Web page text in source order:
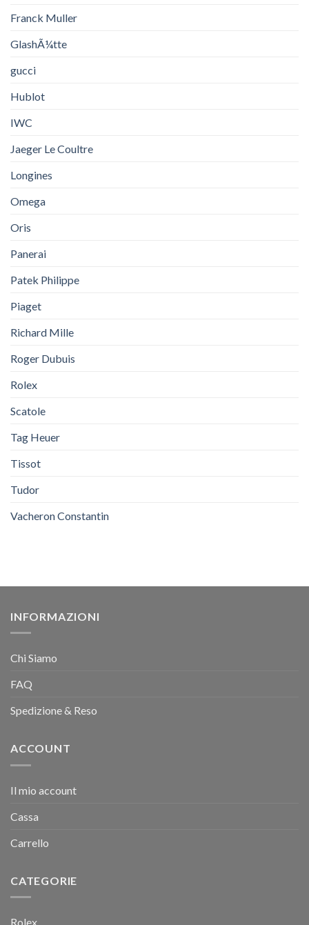
Franck Muller
GlashÃ¼tte
gucci
Hublot
IWC
Jaeger Le Coultre
Longines
Omega
Oris
Panerai
Patek Philippe
Piaget
Richard Mille
Roger Dubuis
Rolex
Scatole
Tag Heuer
Tissot
Tudor
Vacheron Constantin
INFORMAZIONI
Chi Siamo
FAQ
Spedizione & Reso
ACCOUNT
Il mio account
Cassa
Carrello
CATEGORIE
Rolex